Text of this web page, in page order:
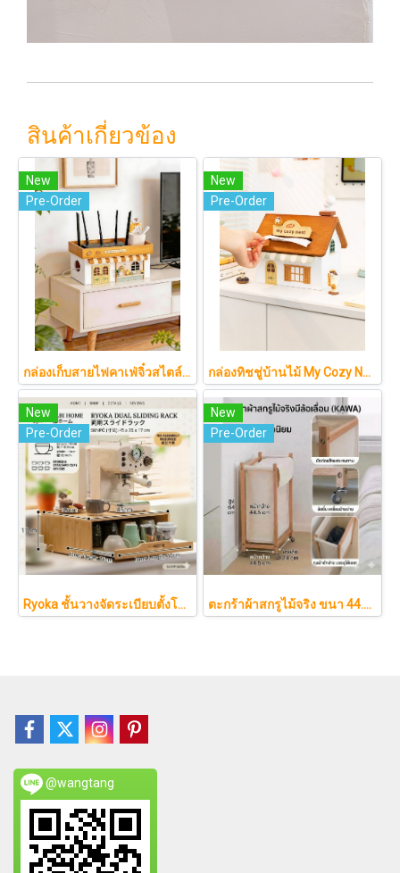
สินค้าเกี่ยวข้อง
New
Pre-Order
กล่องเก็บสายไฟคาเฟ่จิ๋วสไตล์ญี่ปุ่นมินิมอล ซ่อนเร้าเตอร์และปลั๊กไฟให้ห้องดูละมุนเหมือนยกคาเฟ่จากโตเกียวมาไว้ที่บ้าน
New
Pre-Order
กล่องทิชชู่บ้านไม้ My Cozy Nest สไตล์มินิมอล นอร์ดิก ของแต่งบ้านรูปบ้าน ขนมปัง เบเกอรี่ กล่องใส่กระดาษทิชชู่แบบตั้งโต๊ะ ฝาเปิดแม่เหล็ก เติมกระดาษง่าย
New
Pre-Order
Ryoka ชั้นวางจัดระเบียบตั้งโต๊ะ 2 ชั้น สไตล์มินิมอล-ญี่ปุ่น ลิ้นชักเลื่อน ลิ้นชักเก็บแก้ว วัสดุไม้ธรรมชาติ ไม่ต้องประกอบ ประหยัดพื้นที่เคาน์เตอร์
New
Pre-Order
ตะกร้าผ้าสกรูไม้จริง ขนา 44.5cm รุ่น KAWA Minimalist สไตล์ญี่ปุ่นเคลื่อนที่ได้ มีล้อเลื่อน (KAWA)
@wangtang